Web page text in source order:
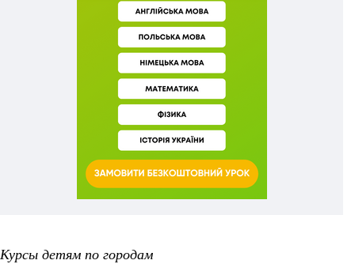
Курсы детям по городам